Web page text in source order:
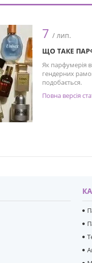
7/ лип.
ЩО ТАКЕ
Як парфумерія
гендерних
подобається.
Повна версія